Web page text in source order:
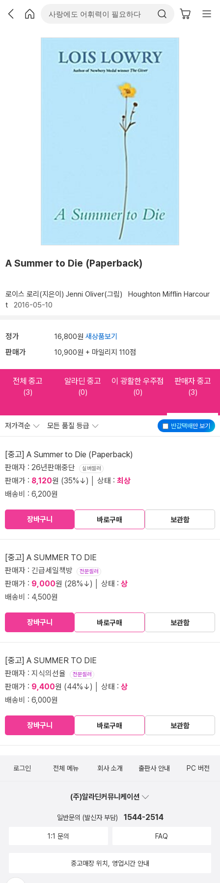
A Summer to Die (Paperback)
로이스 로리(지은이) Jenni Oliver(그림)
Houghton Mifflin Harcour
t 2016-05-10
정가 16,800원 새상품보기
판매가 10,900원 + 마일리지 110점
전체 중고
(3)
알라딘 중고
(0)
이 광활한 우주점
(0)
판매자 중고
(3)
반값택배만 보기
저가격순 모든 품질 등급
[중고] A Summer to Die (Paperback)
판매자 : 26년판매중단 실버셀러
판매가 : 8,120원 (35%↓) │ 상태 : 최상
배송비 : 6,200원
장바구니 바로구매 보관함
[중고] A SUMMER TO DIE
판매자 : 긴급세일책방 전문셀러
판매가 : 9,000원 (28%↓) │ 상태 : 상
배송비 : 4,500원
장바구니 바로구매 보관함
[중고] A SUMMER TO DIE
판매자 : 지식의선율 전문셀러
판매가 : 9,400원 (44%↓) │ 상태 : 상
배송비 : 6,000원
장바구니 바로구매 보관함
로그인 전체 메뉴 회사 소개 출판사 안내 PC 버전
(주)알라딘커뮤니케이션
일반문의 (발신자 부담) 1544-2514
1:1 문의 FAQ
중고매장 위치, 영업시간 안내